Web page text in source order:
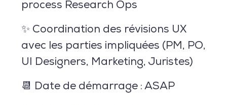
process Research Ops
✨ Coordination des révisions UX
avec les parties impliquées (PM, PO,
UI Designers, Marketing, Juristes)
📆 Date de démarrage : ASAP